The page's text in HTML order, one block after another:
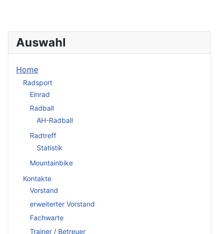
Auswahl
Home
Radsport
Einrad
Radball
AH-Radball
Radtreff
Statistik
Mountainbike
Kontakte
Vorstand
erweiterter Vorstand
Fachwarte
Trainer / Betreuer